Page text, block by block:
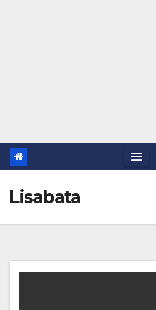
Lisabata